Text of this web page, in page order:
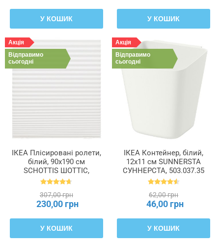
У КОШИК У КОШИК
Акція
Відправимо
сьогодні
ІКЕА Плісировані ролети,
білий, 90x190 см
SCHOTTIS ШОТТІС,
202.422.82
307,00 грн
230,00 грн
У КОШИК
Акція
Відправимо
сьогодні
ІКЕА Контейнер, білий,
12x11 см SUNNERSTA
СУННЕРСТА, 503.037.35
62,00 грн
46,00 грн
У КОШИК